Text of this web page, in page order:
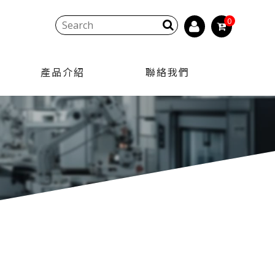
0
產品介紹 聯絡我們